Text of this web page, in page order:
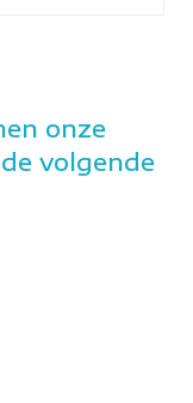
onze
volgende